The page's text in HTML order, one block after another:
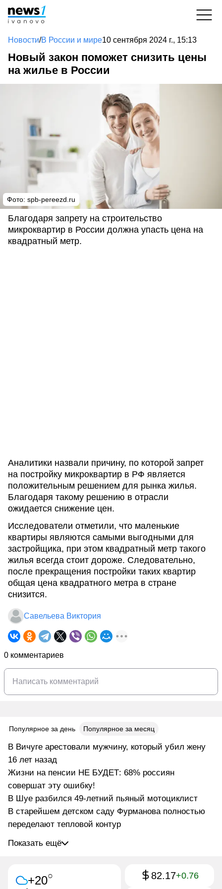
Новости/В России и мире10 сентября 2024 г., 15:13
Новый закон поможет снизить цены
на жилье в России
Фото: spb-pereezd.ru
Благодаря запрету на строительство
микроквартир в России должна упасть цена на
квадратный метр.
Аналитики назвали причину, по которой запрет
на постройку микроквартир в РФ является
положительным решением для рынка жилья.
Благодаря такому решению в отрасли
ожидается снижение цен.
Исследователи отметили, что маленькие
квартиры являются самыми выгодными для
застройщика, при этом квадратный метр такого
жилья всегда стоит дороже. Следовательно,
после прекращения постройки таких квартир
общая цена квадратного метра в стране
снизится.
Савельева Виктория
0 комментариев
Популярное за день Популярное за месяц
В Вичуге арестовали мужчину, который убил жену
16 лет назад
Жизни на пенсии НЕ БУДЕТ: 68% россиян
совершат эту ошибку!
В Шуе разбился 49-летний пьяный мотоциклист
В старейшем детском саду Фурманова полностью
переделают тепловой контур
Показать ещё
+20○ 82.17+0.76